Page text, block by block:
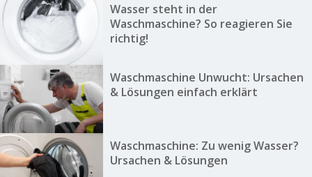
Wasser steht in der
Waschmaschine? So reagieren Sie
richtig!
Waschmaschine Unwucht: Ursachen
& Lösungen einfach erklärt
Waschmaschine: Zu wenig Wasser?
Ursachen & Lösungen